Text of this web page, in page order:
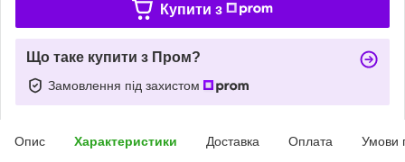
Купити з
Що таке купити з Пром?
Замовлення під захистом
Опис Характеристики Доставка Оплата Умови